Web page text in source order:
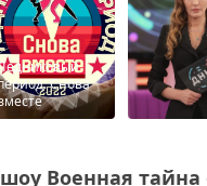
Снова
Военная тайна